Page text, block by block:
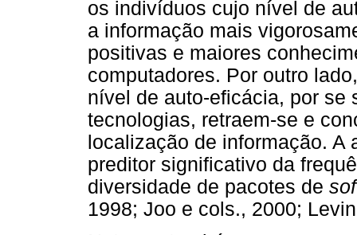
os indivíduos cujo nível de
a informação mais
positivas e maiores
computadores. Por outro
nível de auto-eficácia, por se
tecnologias, retraem-se e
localização de informação.
preditor significativo da
diversidade de pacotes de
1998; Joo e cols., 2000;